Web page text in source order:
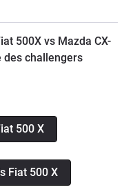
500X vs Mazda CX-
des challengers
500 X
Fiat 500 X